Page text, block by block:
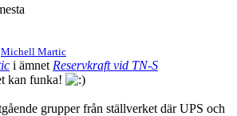
Michell Martic
i ämnet Reservkraft vid TN-S
kan funka!
grupper från ställverket där UPS och